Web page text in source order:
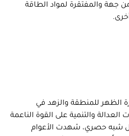
جهة والمفتقرة لمواد الطاقة
الظهر للمنطقة والزهد في
العدالة والتنمية على القوة الناعمة
شبه حصري، شهدت الأعوام